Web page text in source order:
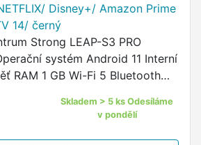
Disney+/ Amazon Prime
14/ černý
Strong LEAP-S3 PRO
systém Android 11 Interní
RAM 1 GB Wi-Fi 5 Bluetooth
YouTube, …
Skladem > 5 ks Odesíláme
v pondělí